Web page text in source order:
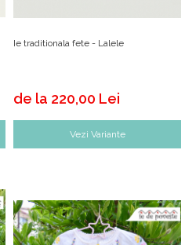
Ie traditionala fete - Lalele
de la 220,00 Lei
Vezi Variante